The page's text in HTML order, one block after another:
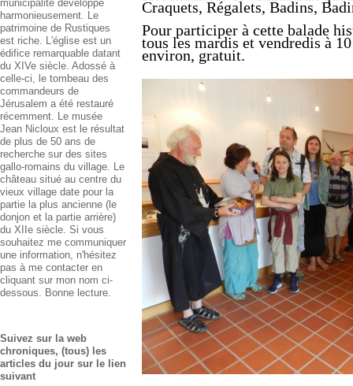
municipalité développe
harmonieusement. Le
patrimoine de Rustiques
est riche. L'église est un
édifice remarquable datant
du XIVe siècle. Adossé à
celle-ci, le tombeau des
commandeurs de
Jérusalem a été restauré
récemment. Le musée
Jean Nicloux est le résultat
de plus de 50 ans de
recherche sur des sites
gallo-romains du village. Le
château situé au centre du
vieux village date pour la
partie la plus ancienne (le
donjon et la partie arrière)
du XIIe siècle. Si vous
souhaitez me communiquer
une information, n'hésitez
pas à me contacter en
cliquant sur mon nom ci-
dessous. Bonne lecture.
Suivez sur la web
chroniques, (tous) les
articles du jour sur le lien
suivant
Craquets, Régalets, Badins,
Pour participer à cette balade
tous les mardis et vendredis à
environ, gratuit.